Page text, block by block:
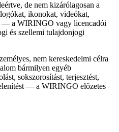
de nem kizárólagosan a
ikonokat, videókat,
— a WIRINGO vagy licencadói
és szellemi tulajdonjogi
nem kereskedelmi célra
bármilyen egyéb
sokszorosítást, terjesztést,
— a WIRINGO előzetes